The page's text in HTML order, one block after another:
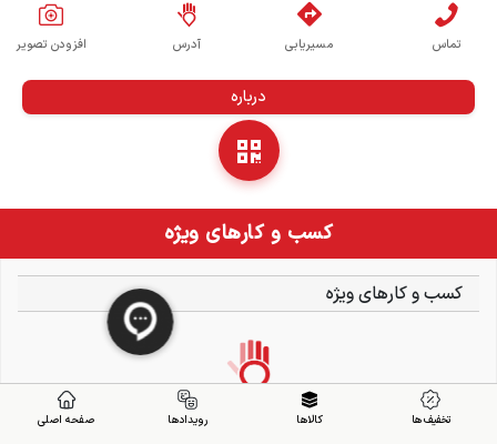
تماس مسیریابی آدرس افزودن تصویر
درباره
کسب و کارهای ویژه
کسب و کارهای ویژه
تخفیف ها کالاها رویدادها صفحه اصلی